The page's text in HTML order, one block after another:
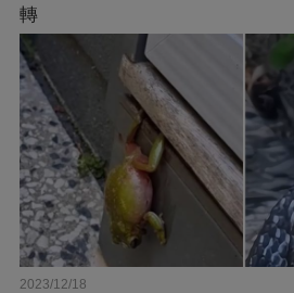
轉
2023/12/18